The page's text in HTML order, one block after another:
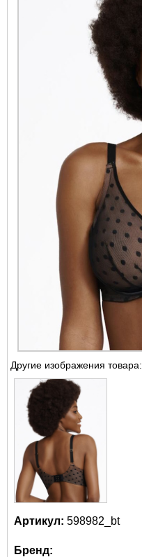
Другие изображения товара:
Артикул: 598982_bt
Бренд: